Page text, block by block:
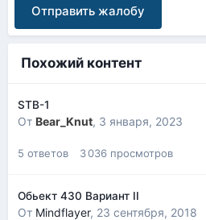
Отправить жалобу
Похожий контент
STB-1
От Bear_Knut, 3 января, 2023
5 ответов 3 036 просмотров
Обьект 430 Вариант II
От Mindflayer, 23 сентября, 2018